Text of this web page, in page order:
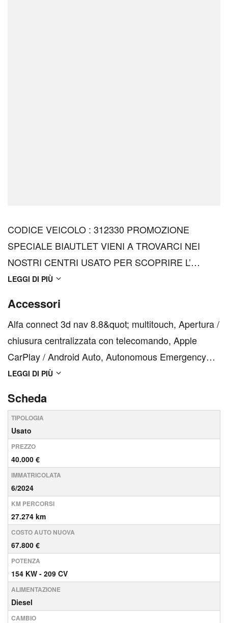
CODICE VEICOLO : 312330 PROMOZIONE
SPECIALE BIAUTLET VIENI A TROVARCI NEI
NOSTRI CENTRI USATO PER SCOPRIRE L’
OFFERTA PIU’ ADATTA ALLE TUE ESIGENZE. DA
MISURA PER TE. Permutiamo la TUA auto usata,
chiamaci e prenota la TUA valutazione. Offriamo
proposte di ...
LEGGI DI PIÙ
Accessori
Alfa connect 3d nav 8.8&quot; multitouch, Apertura /
chiusura centralizzata con telecomando, Apple
CarPlay / Android Auto, Autonomous Emergency
Brake (AEB), Cambio automatico, Cannocchiale
20&quot; bruniti diamantati con pneumatici 255/45
R20, Clima aut...
LEGGI DI PIÙ
Scheda
TIPOLOGIA
Usato
PREZZO
40.000 €
IMMATRICOLATA
6/2024
KM PERCORSI
27.274 km
COSTO AUTO NUOVA
67.800 €
POTENZA
154 KW - 209 CV
ALIMENTAZIONE
Diesel
CAMBIO